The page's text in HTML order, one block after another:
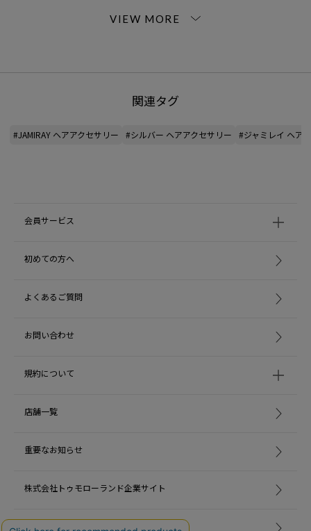
2025SS商品
店舗にお問い合わせの際は、下記の商品番号をお申し付けください。
※鏡⾯仕上げが施されていますが、細かい傷が残っていることがあります。ご
関連タグ
#JAMIRAY ヘアアクセサリー #シルバー ヘアアクセサリー #ジャミレイ ヘア
会員サービス
初めての方へ
よくあるご質問
お問い合わせ
規約について
店舗一覧
重要なお知らせ
株式会社トゥモローランド企業サイト
採用情報